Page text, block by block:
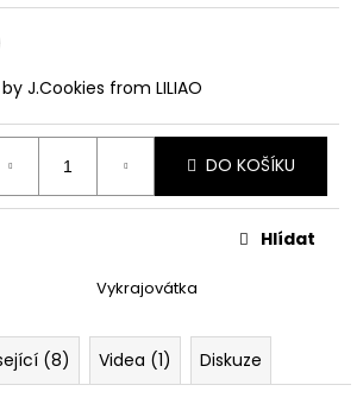
J.Cookies from LILIAO
DO KOŠÍKU
Vykrajovátka
Hlídat
(8) Videa (1) Diskuze